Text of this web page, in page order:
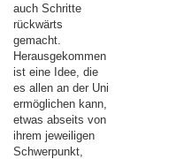
auch Schritte
rückwärts
gemacht.
Herausgekommen
ist eine Idee, die
es allen an der Uni
ermöglichen kann,
etwas abseits von
ihrem jeweiligen
Schwerpunkt,